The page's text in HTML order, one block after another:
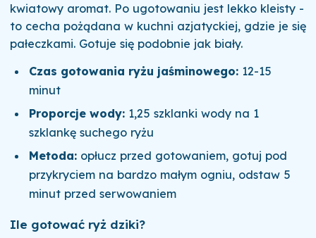
kwiatowy aromat. Po ugotowaniu jest lekko kleisty -
to cecha pożądana w kuchni azjatyckiej, gdzie je się
pałeczkami. Gotuje się podobnie jak biały.
Czas gotowania ryżu jaśminowego: 12-15
minut
Proporcje wody: 1,25 szklanki wody na 1
szklankę suchego ryżu
Metoda: opłucz przed gotowaniem, gotuj pod
przykryciem na bardzo małym ogniu, odstaw 5
minut przed serwowaniem
Ile gotować ryż dziki?